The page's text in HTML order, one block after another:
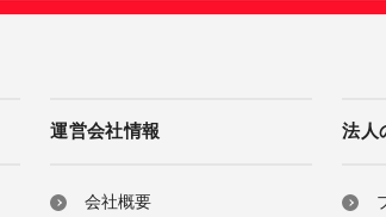
運営会社情報
会社概要
法人